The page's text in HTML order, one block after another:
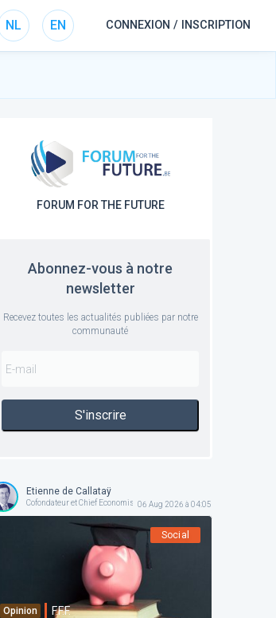
NL EN CONNEXION / INSCRIPTION
FORUM FOR THE FUTURE
Abonnez-vous à notre
newsletter
Recevez toutes les actualités publiées par notre
communauté
S'inscrire
Etienne de Callataÿ
Cofondateur et Chief Economist @ Orcadia Asset Management
06 Aug 2026 à 04:05
Social
Opinion F.F.F.